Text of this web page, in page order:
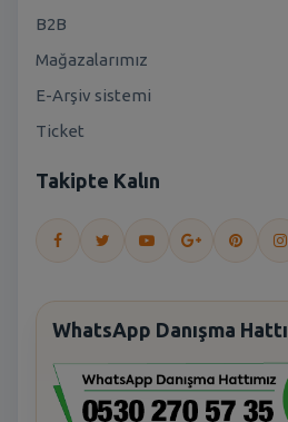
B2B
Mağazalarımız
E-Arşiv sistemi
Ticket
Takipte Kalın
WhatsApp Danışma Hattı